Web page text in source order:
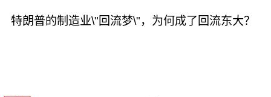
特朗普的制造业\"回流梦\"，为何成了回流东大？